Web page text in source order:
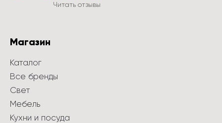
Читать отзывы
Магазин
Каталог
Все бренды
Свет
Мебель
Кухни и посуда